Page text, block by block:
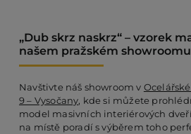
„Dub skrz naskrz“ – vzorek
našem pražském showroomu
Navštivte náš showroom v
9 – Vysočany, kde si můžete
model masivních interiérových
na místě poradí s výběrem toho